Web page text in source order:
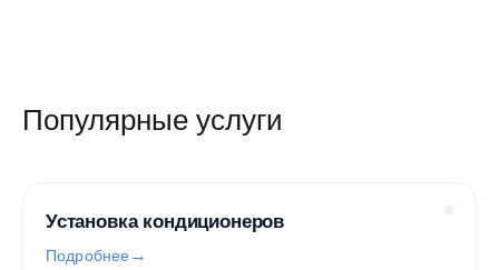
Популярные услуги
Установка кондиционеров
Подробнее